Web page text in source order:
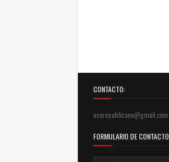
CONTACTO:
ecorepublicano@gmail.com
FORMULARIO DE CONTACTO